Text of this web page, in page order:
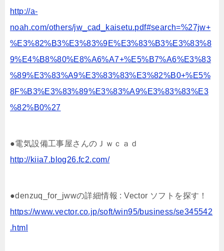
http://a-
noah.com/others/jw_cad_kaisetu.pdf#search=%27jw+
%E3%82%B3%E3%83%9E%E3%83%B3%E3%83%8
9%E4%B8%80%E8%A6%A7+%E5%B7%A6%E3%83
%89%E3%83%A9%E3%83%83%E3%82%B0+%E5%
8F%B3%E3%83%89%E3%83%A9%E3%83%83%E3
%82%B0%27
●電気設備工事屋さんのＪｗｃａｄ
http://kiia7.blog26.fc2.com/
●denzuq_for_jwwの詳細情報 : Vector ソフトを探す！
https://www.vector.co.jp/soft/win95/business/se345542
.html